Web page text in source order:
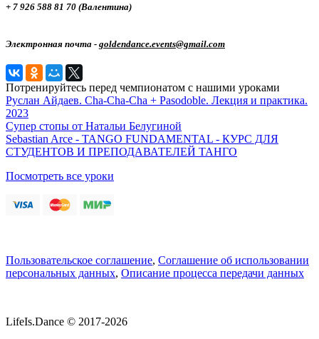
+ 7 926 588 81 70 (Валентина)
Электронная почта - goldendance.events@gmail.com
Потренируйтесь перед чемпионатом с нашими уроками
Руслан Айдаев. Cha-Cha-Cha + Pasodoble. Лекция и практика.
2023
Супер стопы от Натальи Белугиной
Sebastian Arce - TANGO FUNDAMENTAL - КУРС ДЛЯ
СТУДЕНТОВ И ПРЕПОДАВАТЕЛЕЙ ТАНГО
Посмотреть все уроки
Пользовательское соглашение, Соглашение об использовании
персональных данных, Описание процесса передачи данных
LifeIs.Dance © 2017-2026